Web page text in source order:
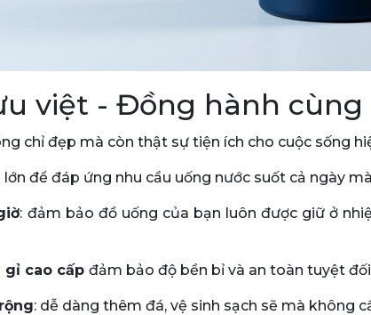
việt - Đồng hành cùng
chỉ đẹp mà còn thật sự tiện ích cho cuộc sống
lớn để đáp ứng nhu cầu uống nước suốt cả ngày
: đảm bảo đồ uống của bạn luôn được giữ ở
gỉ cao cấp đảm bảo độ bền bỉ và an toàn tuyệt
: dễ dàng thêm đá, vệ sinh sạch sẽ mà không